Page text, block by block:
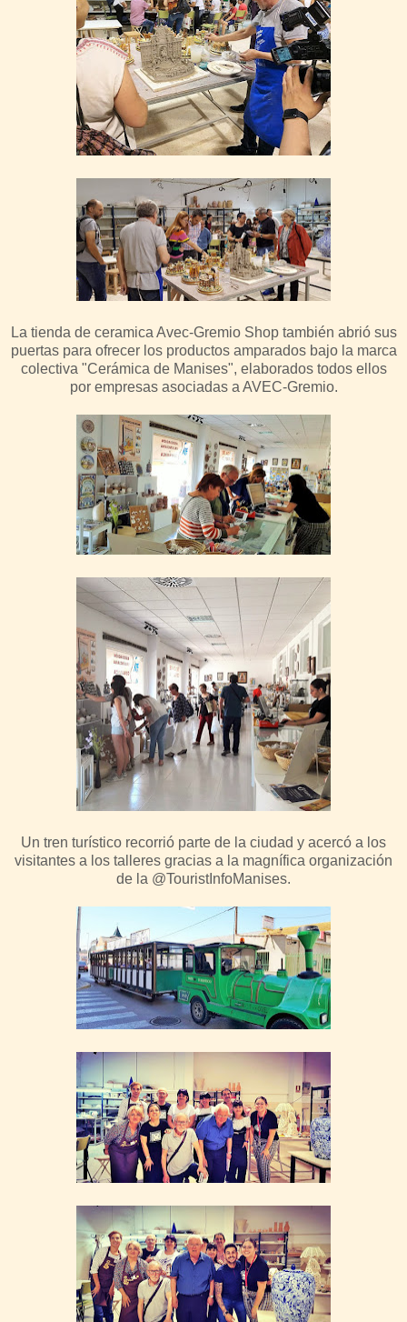
La tienda de ceramica Avec-Gremio Shop también abrió sus
puertas para ofrecer los productos amparados bajo la marca
colectiva "Cerámica de Manises", elaborados todos ellos
por empresas asociadas a AVEC-Gremio.
Un tren turístico recorrió parte de la ciudad y acercó a los
visitantes a los talleres gracias a la magnífica organización
de la @TouristInfoManises.